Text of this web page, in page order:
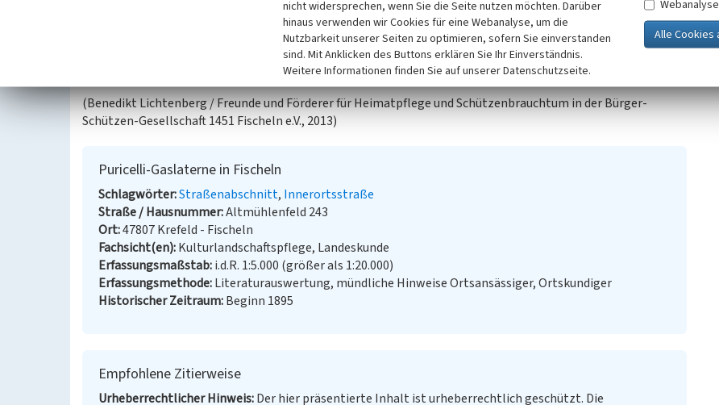
Sie wurde 1972 bei der Umstellung der Straßenbeleuchtung von Gas auf Elektrizität außer Betrieb genommen
und ging später in das Eigentum der Eheleute Christel und Herbert Blum über.
Im Rahmen einer Patenschaft wurde die Laterne im Jahre 2001 von der SWK Stadtwerke Krefeld AG als Zeugnis
früherer Straßenbeleuchtung restauriert und wieder ihrer Bestimmung übergeben.
(Benedikt Lichtenberg / Freunde und Förderer für Heimatpflege und Schützenbrauchtum in der Bürger-
Schützen-Gesellschaft 1451 Fischeln e.V., 2013)
Puricelli-Gaslaterne in Fischeln
Schlagwörter Straßenabschnitt Innerortsstraße
Straße / Hausnummer Altmühlenfeld 243
Ort 47807 Krefeld - Fischeln
Fachsicht(en) Kulturlandschaftspflege, Landeskunde
Erfassungsmaßstab i.d.R. 1:5.000 (größer als 1:20.000)
Erfassungsmethode Literaturauswertung, mündliche Hinweise Ortsansässiger, Ortskundiger
Historischer Zeitraum Beginn 1895
Empfohlene Zitierweise
Urheberrechtlicher Hinweis Der hier präsentierte Inhalt ist urheberrechtlich geschützt. Die
nicht widersprechen, wenn Sie die Seite nutzen möchten. Darüber
hinaus verwenden wir Cookies für eine Webanalyse, um die
Nutzbarkeit unserer Seiten zu optimieren, sofern Sie einverstanden
sind. Mit Anklicken des Buttons erklären Sie Ihr Einverständnis.
Weitere Informationen finden Sie auf unserer Datenschutzseite.
Webanalyse